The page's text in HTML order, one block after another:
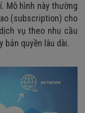
Mô hình này thường
(subscription) cho
vụ theo nhu cầu
bản quyền lâu dài.